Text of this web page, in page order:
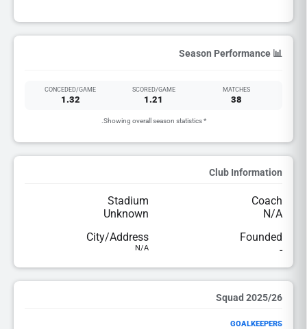
📊 Season Performance
MATCHES
38
SCORED/GAME
1.21
CONCEDED/GAME
1.32
* Showing overall season statistics.
Club Information
Coach
N/A
Stadium
Unknown
Founded
-
City/Address
N/A
2025/26 Squad
GOALKEEPERS